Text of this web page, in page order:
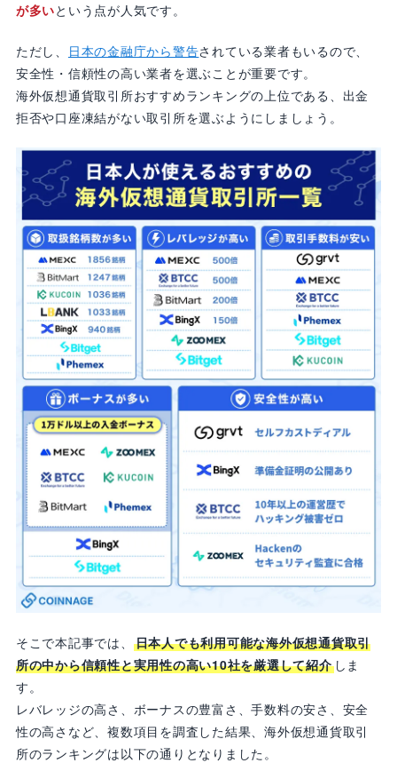
が多いという点が人気です。
ただし、 日本の金融庁から警告されている業者もいるので、
安全性・信頼性の高い業者を選ぶことが重要です。
海外仮想通貨取引所おすすめランキングの上位である、出金
拒否や口座凍結がない取引所を選ぶようにしましょう。
そこで本記事では、 日本人でも利用可能な海外仮想通貨取引
所の中から信頼性と実用性の高い10社を厳選して紹介しま
す。
レバレッジの高さ、ボーナスの豊富さ、手数料の安さ、安全
性の高さなど、複数項目を調査した結果、海外仮想通貨取引
所のランキングは以下の通りとなりました。